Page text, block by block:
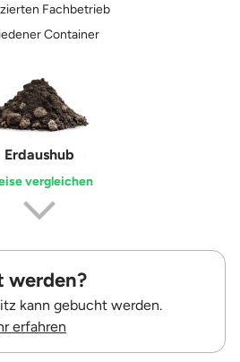
Fachbetrieb
Container
Erdaushub
vergleichen
werden?
kann gebucht werden.
erfahren